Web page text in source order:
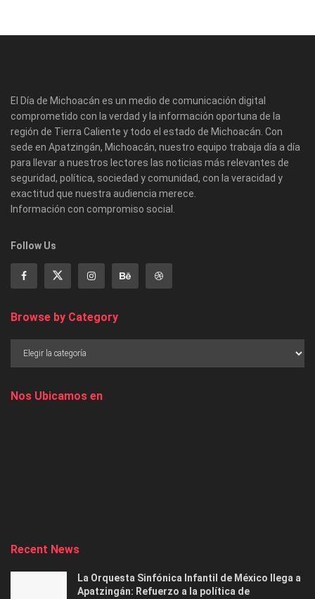
El Día de Michoacán es un medio de comunicación digital
comprometido con la verdad y la información oportuna de la
región de Tierra Caliente y todo el estado de Michoacán. Con
sede en Apatzingán, Michoacán, nuestro equipo trabaja día a día
para llevar a nuestros lectores las noticias más relevantes de
seguridad, política, sociedad y comunidad, con la veracidad y
exactitud que nuestra audiencia merece.
Información con compromiso social.
Follow Us
Browse by Category
Nos Ubicamos en
Recent News
La Orquesta Sinfónica Infantil de México llega a
Apatzingán: Refuerzo a la política de